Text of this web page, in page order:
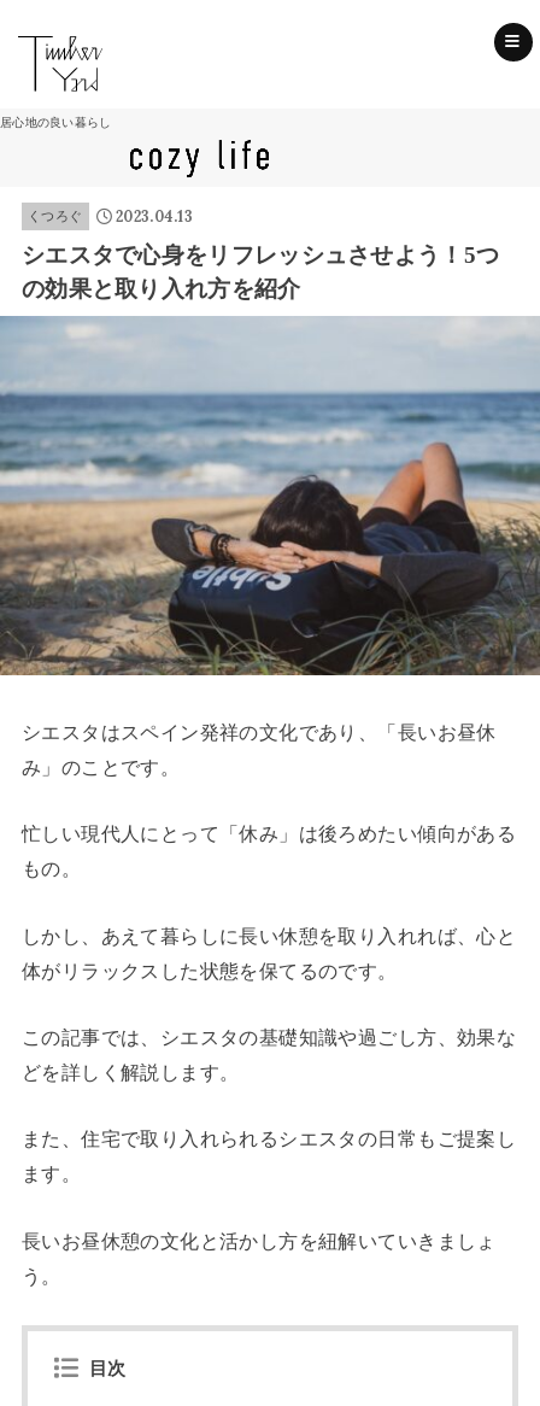
居心地の良い暮らし
SEARCH
くつろぐ 2023.04.13
シエスタで心身をリフレッシュさせよう！5つ
の効果と取り入れ方を紹介
シエスタはスペイン発祥の文化であり、「長いお昼休
み」のことです。
忙しい現代人にとって「休み」は後ろめたい傾向がある
もの。
しかし、あえて暮らしに長い休憩を取り入れれば、心と
体がリラックスした状態を保てるのです。
この記事では、シエスタの基礎知識や過ごし方、効果な
どを詳しく解説します。
また、住宅で取り入れられるシエスタの日常もご提案し
ます。
長いお昼休憩の文化と活かし方を紐解いていきましょ
う。
目次